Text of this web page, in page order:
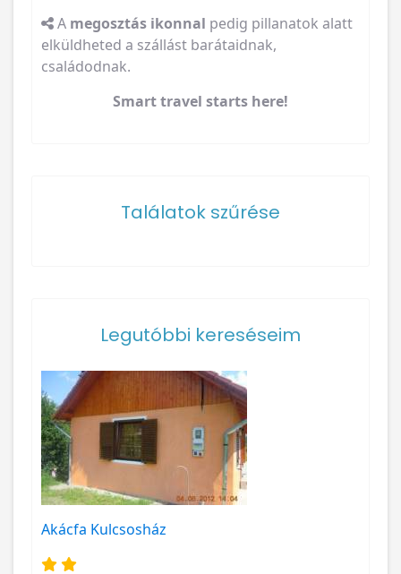
A megosztás ikonnal pedig pillanatok alatt
elküldheted a szállást barátaidnak,
családodnak.
Smart travel starts here!
Találatok szűrése
Legutóbbi kereséseim
Akácfa Kulcsosház